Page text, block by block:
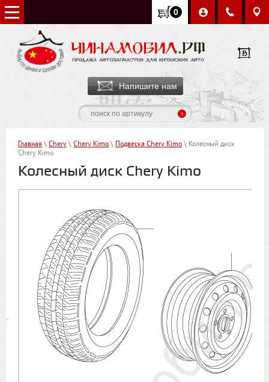
0
Напишите нам
Главная \ Chery \ Chery Kimo \ Подвеска Chery Kimo \ Колесный диск
Chery Kimo
Колесный диск Chery Kimo